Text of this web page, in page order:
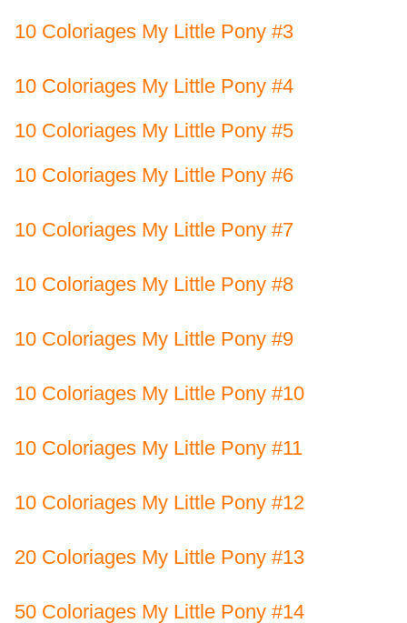
10 Coloriages My Little Pony #3
10 Coloriages My Little Pony #4
10 Coloriages My Little Pony #5
10 Coloriages My Little Pony #6
10 Coloriages My Little Pony #7
10 Coloriages My Little Pony #8
10 Coloriages My Little Pony #9
10 Coloriages My Little Pony #10
10 Coloriages My Little Pony #11
10 Coloriages My Little Pony #12
20 Coloriages My Little Pony #13
50 Coloriages My Little Pony #14